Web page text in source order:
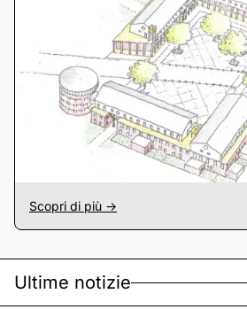
Scopri di più ->
Ultime notizie